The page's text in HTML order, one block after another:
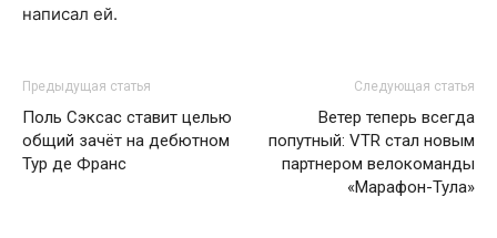
написал ей.
Предыдущая статья
Поль Сэксас ставит целью
общий зачёт на дебютном
Тур де Франс
Следующая статья
Ветер теперь всегда
попутный: VTR стал новым
партнером велокоманды
«Марафон-Тула»